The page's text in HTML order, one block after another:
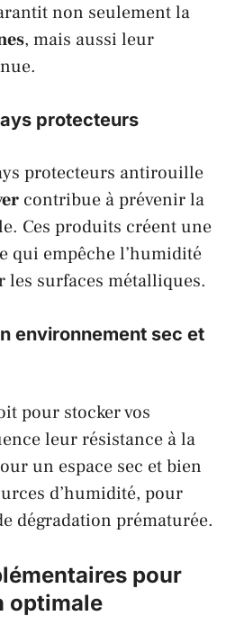
non seulement la
, mais aussi leur
protecteurs
protecteurs antirouille
contribue à prévenir la
Ces produits créent une
qui empêche l’humidité
les surfaces métalliques.
environnement sec et
pour stocker vos
leur résistance à la
un espace sec et bien
d’humidité, pour
dégradation prématurée.
pour
optimale